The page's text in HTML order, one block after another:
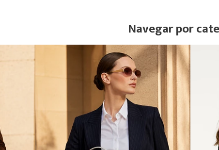
Navegar por